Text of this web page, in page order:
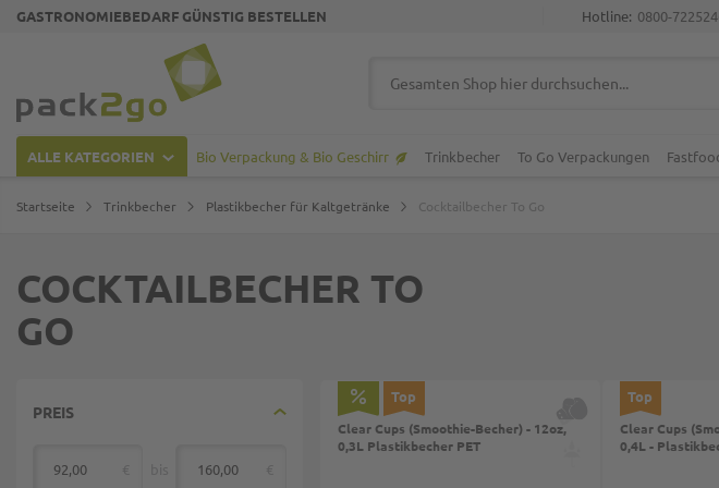
GASTRONOMIEBEDARF GÜNSTIG BESTELLEN Hotline: 0800-
ALLE KATEGORIEN Bio Verpackung & Bio Geschirr Trinkbecher To Go Verpackungen
Startseite Trinkbecher Plastikbecher für Kaltgetränke Cocktailbecher To Go
COCKTAILBECHER TO
GO
PREIS
von
Top
Clear Cups (Smoothie-Becher) - 12oz,
0,3L Plastikbecher PET
Top
Clear Cups
0,4L -